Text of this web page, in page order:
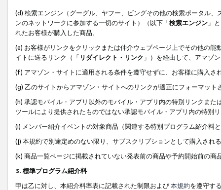
(d) 検索エンジン（グーグル、ヤフー、ビングその他の検索ポータル
ンのネットワークに参加する一切のサイト）（以下「検索エンジン 」
れたお客様が購入した商品、
(e) お客様がリンクをクリックまたは仲介ウェブページ上でその他の
イトに送るリンク（「 リダイレクト・リンク 」）を経由して、アマゾ
(f) アマゾン・サイトに適用される条件を遵守せずに、お客様に購入さ
(g) 乙のサイトからアマゾン・サイトへのリンクが適正にフォーマッ
(h) 承認モバイル・アプリ以外のモバイル・アプリ内の特別リンクま
ツールにより提供されたものではない承認モバイル・アプリ内の特別
(i) メンバー紹介イベントの対象商品（関連する特別プログラム紹介料
(j) 本規約で別途定めのない限り、サブスクリプションとして購入され
(k) 商品一覧ページに掲載されていない発表前の商品や予約開始前の商
3. 標準プログラム紹介料
甲は乙に対し、本紹介料率表に記載された制限および本規約を遵守す